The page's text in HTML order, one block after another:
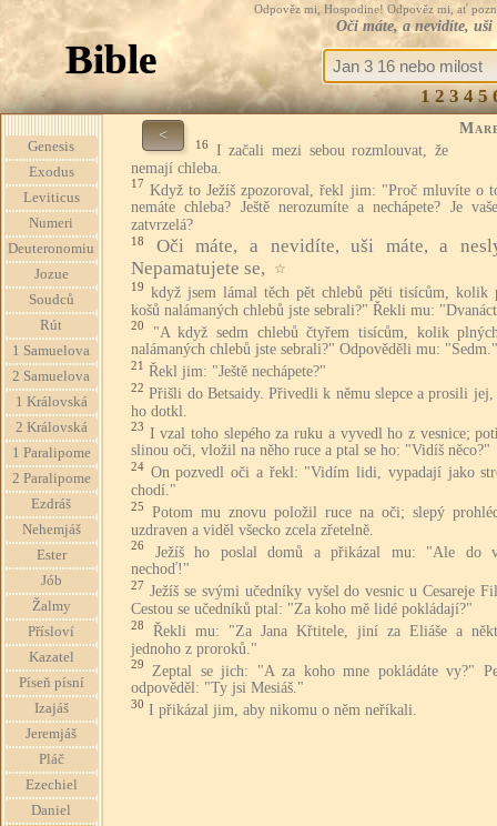
Odpověz mi, Hospodine! Odpověz mi, ať
Oči máte, a nevidíte, uši
Bible
1 2 3 4 5
Genesis
Exodus
Leviticus
Numeri
Deuteronomiu
Jozue
Soudců
Rút
1 Samuelova
2 Samuelova
1 Královská
2 Královská
1 Paralipome
2 Paralipome
Ezdráš
Nehemjáš
Ester
Jób
Žalmy
Přísloví
Kazatel
Píseň písní
Izajáš
Jeremjáš
Pláč
Ezechiel
Daniel
<
16
I začali mezi sebou rozmlouvat, že
nemají chleba.
17 Když to Ježíš zpozoroval, řekl jim: "Proč mluvíte o
nemáte chleba? Ještě nerozumíte a nechápete? Je
zatvrzelá?
18
Oči máte, a nevidíte, uši máte, a
Nepamatujete se,
☆
19 když jsem lámal těch pět chlebů pěti tisícům, kolik
košů nalámaných chlebů jste sebrali?" Řekli mu:
20
"A když sedm chlebů čtyřem tisícům, kolik
nalámaných chlebů jste sebrali?" Odpověděli mu: "Sedm."
21 Řekl jim: "Ještě nechápete?"
22 Přišli do Betsaidy. Přivedli k němu slepce a prosili jej,
ho dotkl.
23 I vzal toho slepého za ruku a vyvedl ho z vesnice;
slinou oči, vložil na něho ruce a ptal se ho: "Vidíš něco?"
24 On pozvedl oči a řekl: "Vidím lidi, vypadají jako
chodí."
25
Potom mu znovu položil ruce na oči; slepý
uzdraven a viděl všecko zcela zřetelně.
26
Ježíš ho poslal domů a přikázal mu: "Ale do
nechoď!"
27 Ježíš se svými učedníky vyšel do vesnic u Cesareje
Cestou se učedníků ptal: "Za koho mě lidé pokládají?"
28
Řekli mu: "Za Jana Křtitele, jiní za Eliáše a
jednoho z proroků."
29
Zeptal se jich: "A za koho mne pokládáte vy?"
odpověděl: "Ty jsi Mesiáš."
30 I přikázal jim, aby nikomu o něm neříkali.